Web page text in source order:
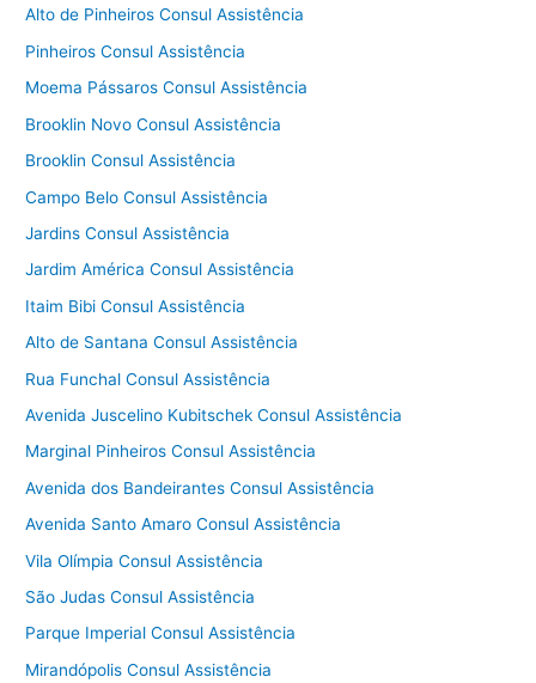
Alto de Pinheiros Consul Assistência
Pinheiros Consul Assistência
Moema Pássaros Consul Assistência
Brooklin Novo Consul Assistência
Brooklin Consul Assistência
Campo Belo Consul Assistência
Jardins Consul Assistência
Jardim América Consul Assistência
Itaim Bibi Consul Assistência
Alto de Santana Consul Assistência
Rua Funchal Consul Assistência
Avenida Juscelino Kubitschek Consul Assistência
Marginal Pinheiros Consul Assistência
Avenida dos Bandeirantes Consul Assistência
Avenida Santo Amaro Consul Assistência
Vila Olímpia Consul Assistência
São Judas Consul Assistência
Parque Imperial Consul Assistência
Mirandópolis Consul Assistência